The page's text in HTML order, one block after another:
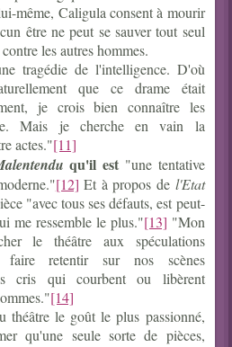
même, Caligula consent à mourir
être ne peut se sauver tout seul
les autres hommes.
tragédie de l'intelligence. D'où
que ce drame était
je crois bien connaître les
Mais je cherche en vain la
actes."[11]
qu'il est "une tentative
[12] Et à propos de l'Etat
"avec tous ses défauts, est peut-
me ressemble le plus."[13] "Mon
le théâtre aux spéculations
faire retentir sur nos scènes
cris qui courbent ou libèrent
[14]
théâtre le goût le plus passionné,
qu'une seule sorte de pièces,